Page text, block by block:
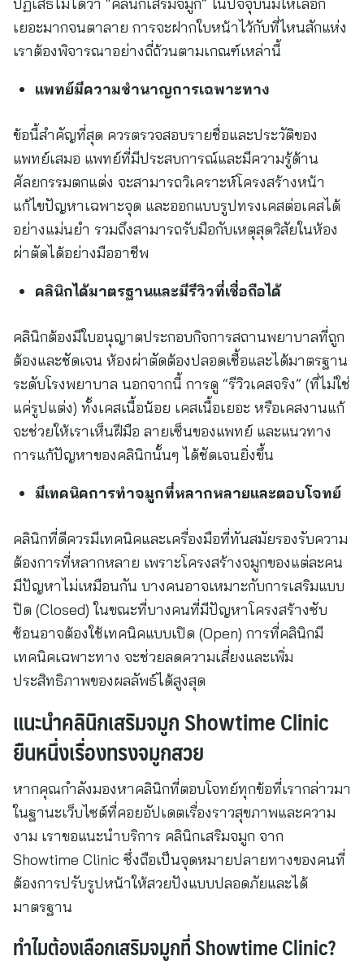
เยอะมากจนตาลาย การจะฝากใบหน้าไว้กับที่ไหนสักแห่ง
เราต้องพิจารณาอย่างถี่ถ้วนตามเกณฑ์เหล่านี้
แพทย์มีความชำนาญการเฉพาะทาง
ข้อนี้สำคัญที่สุด ควรตรวจสอบรายชื่อและประวัติของ
แพทย์เสมอ แพทย์ที่มีประสบการณ์และมีความรู้ด้าน
ศัลยกรรมตกแต่ง จะสามารถวิเคราะห์โครงสร้างหน้า
แก้ไขปัญหาเฉพาะจุด และออกแบบรูปทรงเคสต่อเคสได้
อย่างแม่นยำ รวมถึงสามารถรับมือกับเหตุสุดวิสัยในห้อง
ผ่าตัดได้อย่างมืออาชีพ
คลินิกได้มาตรฐานและมีรีวิวที่เชื่อถือได้
คลินิกต้องมีใบอนุญาตประกอบกิจการสถานพยาบาลที่ถูก
ต้องและชัดเจน ห้องผ่าตัดต้องปลอดเชื้อและได้มาตรฐาน
ระดับโรงพยาบาล นอกจากนี้ การดู “รีวิวเคสจริง” (ที่ไม่ใช่
แค่รูปแต่ง) ทั้งเคสเนื้อน้อย เคสเนื้อเยอะ หรือเคสงานแก้
จะช่วยให้เราเห็นฝีมือ ลายเซ็นของแพทย์ และแนวทาง
การแก้ปัญหาของคลินิกนั้นๆ ได้ชัดเจนยิ่งขึ้น
มีเทคนิคการทำจมูกที่หลากหลายและตอบโจทย์
คลินิกที่ดีควรมีเทคนิคและเครื่องมือที่ทันสมัยรองรับความ
ต้องการที่หลากหลาย เพราะโครงสร้างจมูกของแต่ละคน
มีปัญหาไม่เหมือนกัน บางคนอาจเหมาะกับการเสริมแบบ
ปิด (Closed) ในขณะที่บางคนที่มีปัญหาโครงสร้างซับ
ซ้อนอาจต้องใช้เทคนิคแบบเปิด (Open) การที่คลินิกมี
เทคนิคเฉพาะทาง จะช่วยลดความเสี่ยงและเพิ่ม
ประสิทธิภาพของผลลัพธ์ได้สูงสุด
แนะนำคลินิกเสริมจมูก Showtime Clinic
ยืนหนึ่งเรื่องทรงจมูกสวย
หากคุณกำลังมองหาคลินิกที่ตอบโจทย์ทุกข้อที่เรากล่าวมา
ในฐานะเว็บไซต์ที่คอยอัปเดตเรื่องราวสุขภาพและความ
งาม เราขอแนะนำบริการ คลินิกเสริมจมูก จาก
Showtime Clinic ซึ่งถือเป็นจุดหมายปลายทางของคนที่
ต้องการปรับรูปหน้าให้สวยปังแบบปลอดภัยและได้
มาตรฐาน
ทำไมต้องเลือกเสริมจมูกที่ Showtime Clinic?